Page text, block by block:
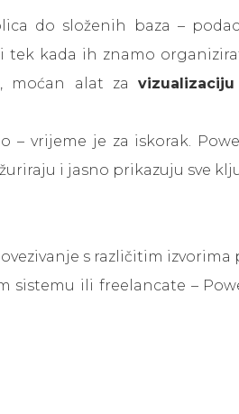
do složenih baza –
kada ih znamo
, moćan alat za
vrijeme je za iskorak.
i jasno prikazuju sve
s različitim izvorima
ili freelancate –